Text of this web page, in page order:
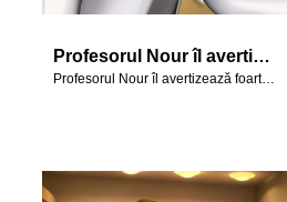
Profesorul Nour îl avertizează foarte serios pe Cristi.
Profesorul Nour îl avertizează foarte serios pe Cristi.